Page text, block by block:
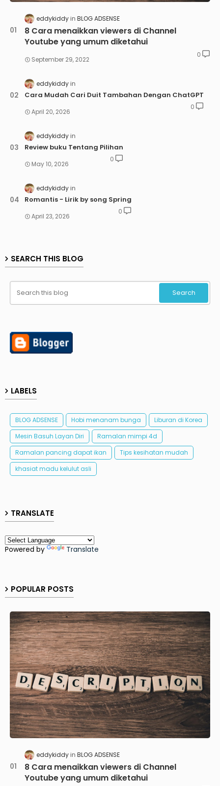
eddykiddy BLOG ADSENSE
8 Cara menaikkan viewers di Channel
Youtube yang umum diketahui
September 29, 2022
0
eddykiddy
Cara Mudah Cari Duit Tambahan Dengan ChatGPT
April 20, 2026
0
eddykiddy
Review buku Tentang Pilihan
May 10, 2026
0
eddykiddy
Romantis - Lirik by song Spring
April 23, 2026
0
SEARCH THIS BLOG
LABELS
BLOG ADSENSE Hobi menanam bunga
Liburan di Korea
Mesin Basuh Layan Diri
Ramalan mimpi 4d
Ramalan pancing dapat ikan
Tips kesihatan mudah
khasiat madu kelulut asli
TRANSLATE
Powered by Translate
POPULAR POSTS
eddykiddy BLOG ADSENSE
8 Cara menaikkan viewers di Channel
Youtube yang umum diketahui